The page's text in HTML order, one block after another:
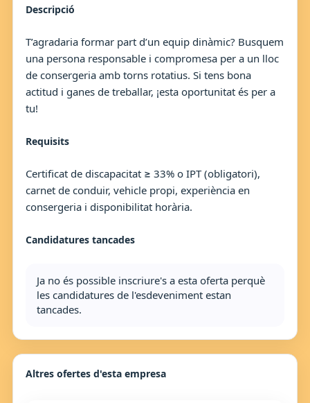
Descripció
T’agradaria formar part d’un equip dinàmic? Busquem
una persona responsable i compromesa per a un lloc
de consergeria amb torns rotatius. Si tens bona
actitud i ganes de treballar, ¡esta oportunitat és per a
tu!
Requisits
Certificat de discapacitat ≥ 33% o IPT (obligatori),
carnet de conduir, vehicle propi, experiència en
consergeria i disponibilitat horària.
Candidatures tancades
Ja no és possible inscriure's a esta oferta perquè
les candidatures de l'esdeveniment estan
tancades.
Altres ofertes d'esta empresa